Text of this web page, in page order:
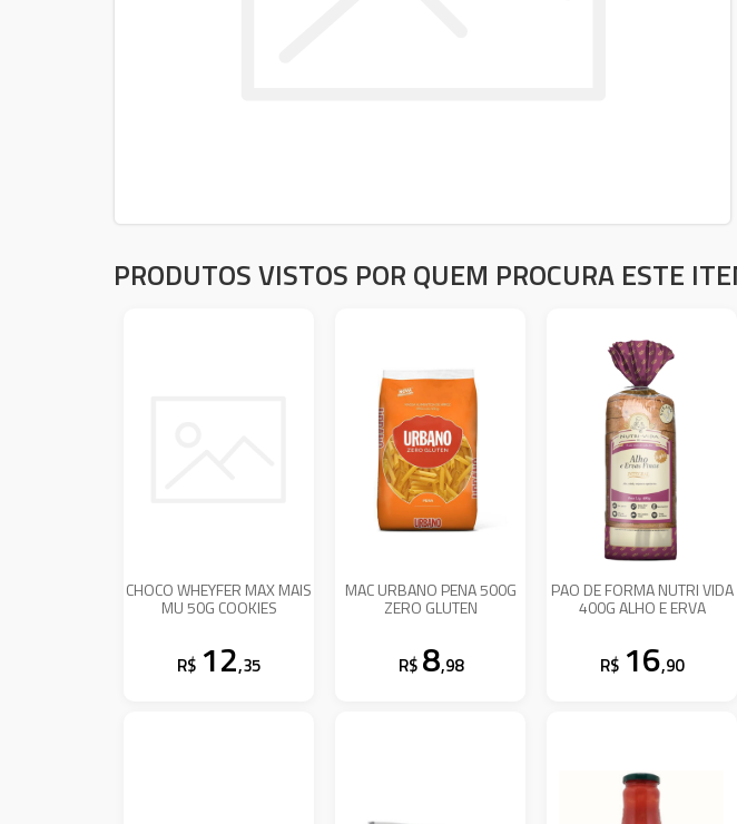
PRODUTOS VISTOS POR QUEM PROCURA ESTE
CHOCO WHEYFER MAX MAIS
MU 50G COOKIES
R$ 12,35
MAC URBANO PENA 500G
ZERO GLUTEN
R$ 8,98
PAO DE FORMA NUTRI VIDA
400G ALHO E ERVA
R$ 16,90